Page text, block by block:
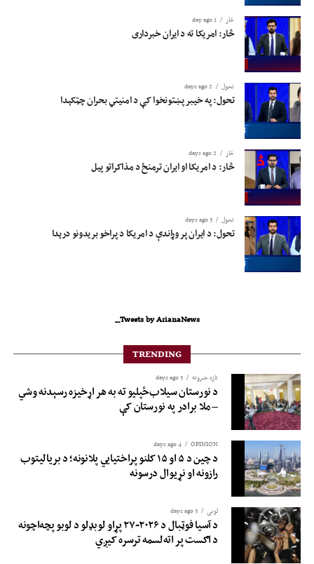
څار 1 day ago
څار: امریکا ته د ایران خبرداری
تحول 2 days ago
تحول: په خیبر پښتونخوا کې د امنیتي بحران چټکېدا
څار 2 days ago
څار: د امریکا او ایران ترمنځ د مذاکراتو پیل
تحول 3 days ago
تحول: د ایران پر وړاندې د امریکا د پراخو بریدونو درېدا
Tweets by ArianaNews_
TRENDING
تازه خبرونه 3 days ago
د نورستان سیلاب‌ځپلیو ته به هر اړخیزه رسېدنه وشي
– ملا برادر په نورستان کې
OPINION
4 days ago
د چین د ۵ او ۱۵ کلنو پراختیايي پلانونه؛ د بريالیتوب
رازونه او نړيوال درسونه
لوبی 3 days ago
د آسیا فوټبال د ۲۰۲۶-۲۷ پړاو لوبډلو د لوبو پچه‌اچونه
د اګست پر اته‌لسمه ترسره کیږي